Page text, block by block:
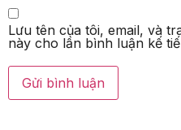
Lưu tên của tôi, email, và
này cho lần bình luận kế